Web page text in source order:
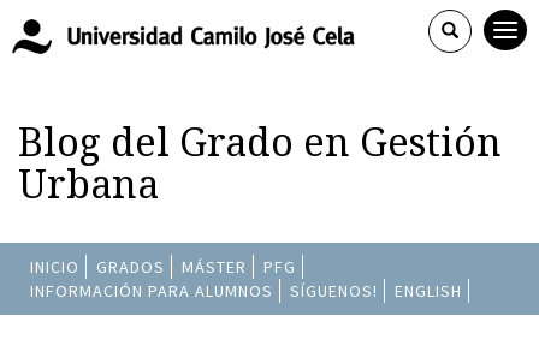
Blog del Grado en Gestión
Urbana
INICIO GRADOS MÁSTER
PFG
INFORMACIÓN PARA ALUMNOS
SÍGUENOS! ENGLISH